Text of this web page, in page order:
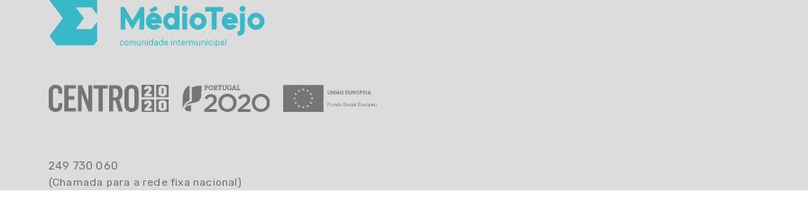
249 730 060
(Chamada para a rede fixa nacional)